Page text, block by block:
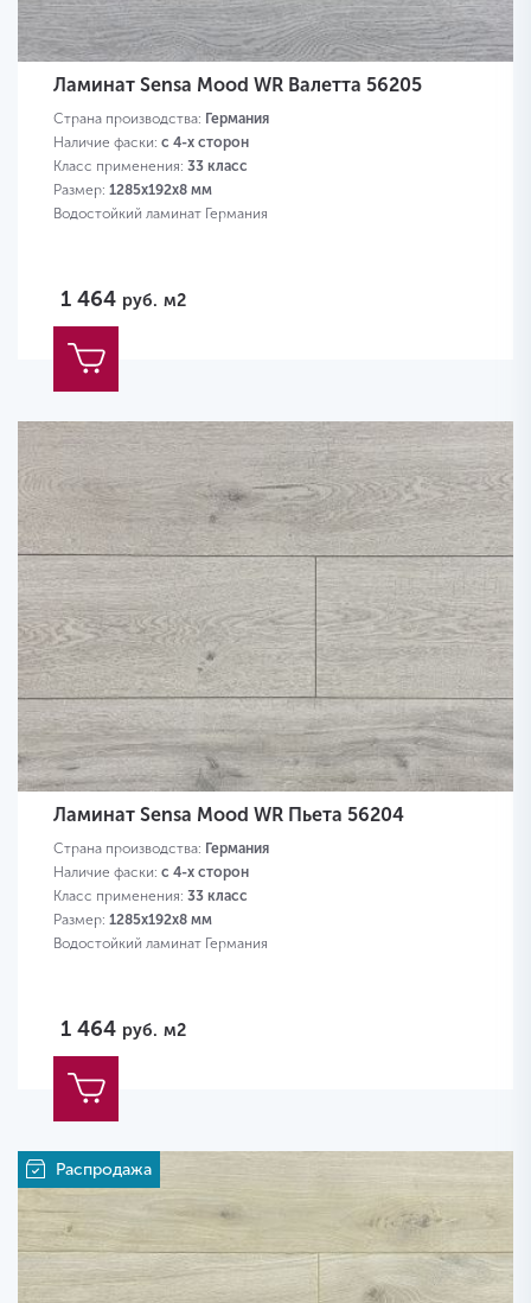
Ламинат Sensa Mood WR Валетта 56205
Страна производства: Германия
Наличие фаски: с 4-х сторон
Класс применения: 33 класс
Размер: 1285х192х8 мм
Водостойкий ламинат Германия
1 464 руб. м2
Ламинат Sensa Mood WR Пьета 56204
Страна производства: Германия
Наличие фаски: с 4-х сторон
Класс применения: 33 класс
Размер: 1285х192х8 мм
Водостойкий ламинат Германия
1 464 руб. м2
Распродажа